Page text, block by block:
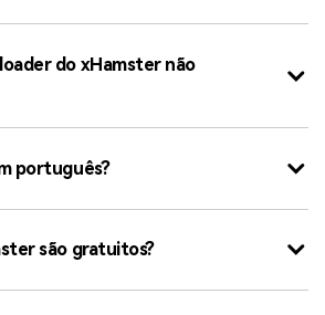
do xHamster não
português?
são gratuitos?